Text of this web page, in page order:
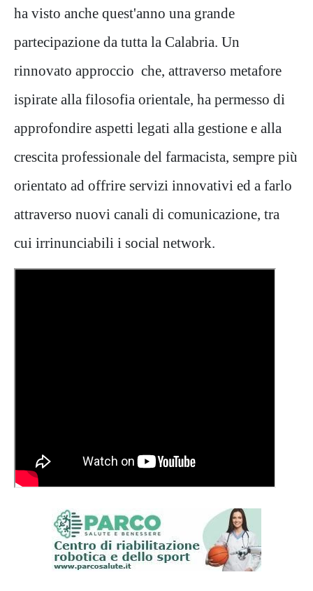
ha visto anche quest'anno una grande
partecipazione da tutta la Calabria. Un
rinnovato approccio che, attraverso metafore
ispirate alla filosofia orientale, ha permesso di
approfondire aspetti legati alla gestione e alla
crescita professionale del farmacista, sempre più
orientato ad offrire servizi innovativi ed a farlo
attraverso nuovi canali di comunicazione, tra
cui irrinunciabili i social network.